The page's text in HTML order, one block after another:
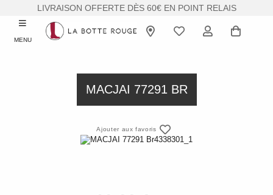
LIVRAISON OFFERTE DÈS 60€ EN POINT RELAIS
MENU
MACJAI 77291 BR
Ajouter aux favoris